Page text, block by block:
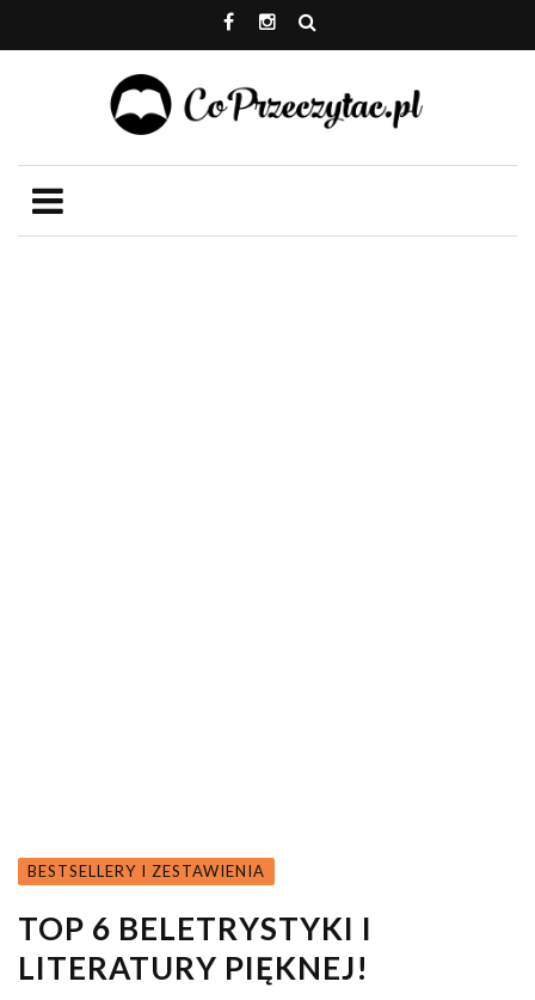
BESTSELLERY I ZESTAWIENIA
TOP 6 BELETRYSTYKI I
LITERATURY PIĘKNEJ!